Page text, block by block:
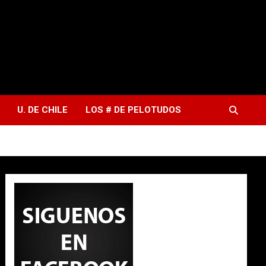
U. DE CHILE LOS # DE PELOTUDOS